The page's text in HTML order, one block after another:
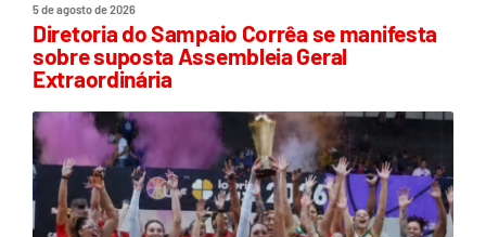
5 de agosto de 2026
Diretoria do Sampaio Corrêa se manifesta
sobre suposta Assembleia Geral
Extraordinária